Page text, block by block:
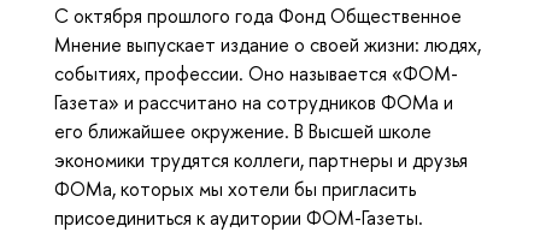
С октября прошлого года Фонд Общественное
Мнение выпускает издание о своей жизни: людях,
событиях, профессии. Оно называется «ФОМ-
Газета» и рассчитано на сотрудников ФОМа и
его ближайшее окружение. В Высшей школе
экономики трудятся коллеги, партнеры и друзья
ФОМа, которых мы хотели бы пригласить
присоединиться к аудитории ФОМ-Газеты.